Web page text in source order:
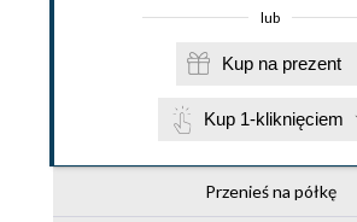
lub
Kup na prezent
Kup 1-kliknięciem
Przenieś na półkę